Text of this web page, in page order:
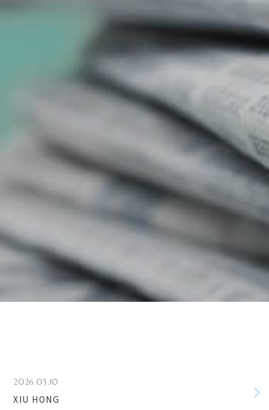
2026.03.10
XIU HONG